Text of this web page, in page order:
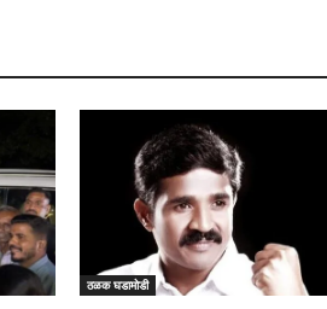
ठळक घडामोडी